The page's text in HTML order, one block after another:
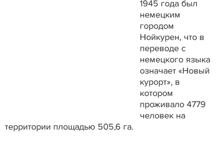
1945 года был
немецким
городом
Нойкурен, что в
переводе с
немецкого языка
означает «Новый
курорт», в
котором
проживало 4779
человек на
территории площадью 505,6 га.